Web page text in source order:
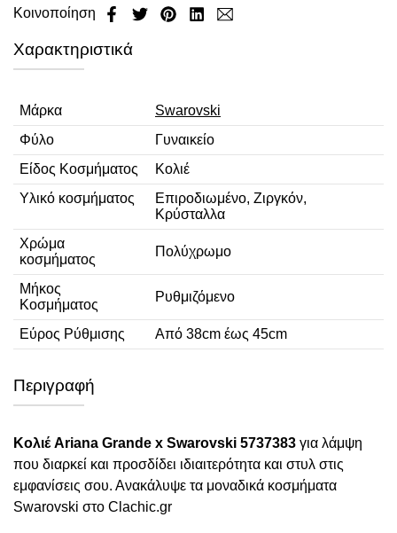
Κοινοποίηση
Χαρακτηριστικά
Μάρκα
Swarovski
Φύλο
Γυναικείο
Είδος Κοσμήματος
Κολιέ
Υλικό κοσμήματος
Επιροδιωμένο, Ζιργκόν,
Κρύσταλλα
Χρώμα
κοσμήματος
Πολύχρωμο
Μήκος
Κοσμήματος
Ρυθμιζόμενο
Εύρος Ρύθμισης Από 38cm έως 45cm
Περιγραφή
Κολιέ Ariana Grande x Swarovski 5737383 για λάμψη
που διαρκεί και προσδίδει ιδιαιτερότητα και στυλ στις
εμφανίσεις σου. Ανακάλυψε τα μοναδικά κοσμήματα
Swarovski στο Clachic.gr